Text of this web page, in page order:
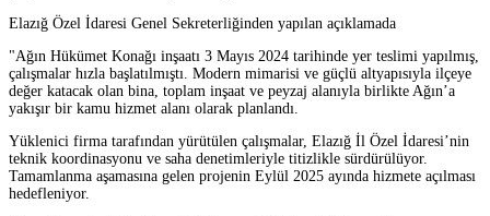
Elazığ Özel İdaresi Genel Sekreterliğinden yapılan açıklamada
"Ağın Hükümet Konağı inşaatı 3 Mayıs 2024 tarihinde yer teslimi yapılmış,
çalışmalar hızla başlatılmıştı. Modern mimarisi ve güçlü altyapısıyla ilçeye
değer katacak olan bina, toplam inşaat ve peyzaj alanıyla birlikte Ağın’a
yakışır bir kamu hizmet alanı olarak planlandı.
Yüklenici firma tarafından yürütülen çalışmalar, Elazığ İl Özel İdaresi’nin
teknik koordinasyonu ve saha denetimleriyle titizlikle sürdürülüyor.
Tamamlanma aşamasına gelen projenin Eylül 2025 ayında hizmete açılması
hedefleniyor.